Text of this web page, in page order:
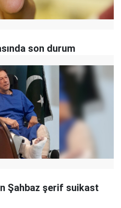
son durum
Şahbaz şerif suikast